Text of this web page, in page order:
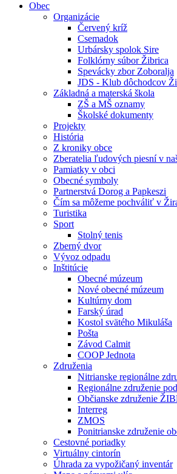
Obec
Organizácie
Červený kríž
Csemadok
Urbársky spolok Sire
Folklórny súbor Žibrica
Spevácky zbor Zoboralja
JDS - Klub dôchodcov
Základná a materská škola
ZŠ a MŠ oznamy
Školské dokumenty
Projekty
História
Z kroniky obce
Zberatelia ľudových piesní v
Pamiatky v obci
Obecné symboly
Partnerstvá Dorog a Papkeszi
Čím sa môžeme pochváliť v
Turistika
Sport
Stolný tenis
Zberný dvor
Vývoz odpadu
Inštitúcie
Obecné múzeum
Nové obecné múzeum
Kultúrny dom
Farský úrad
Kostol svätého Mikuláša
Pošta
Závod Calmit
COOP Jednota
Združenia
Nitrianske regionálne
Regionálne združenie
Občianske združenie
Interreg
ZMOS
Ponitrianske združenie
Cestovné poriadky
Virtuálny cintorín
Úhrada za vypožičaný inventár